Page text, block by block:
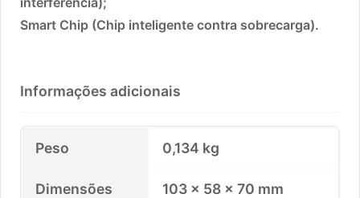
Smart Chip (Chip inteligente contra sobrecarga).
Informações adicionais
Peso 0,134 kg
Dimensões 103 × 58 × 70 mm